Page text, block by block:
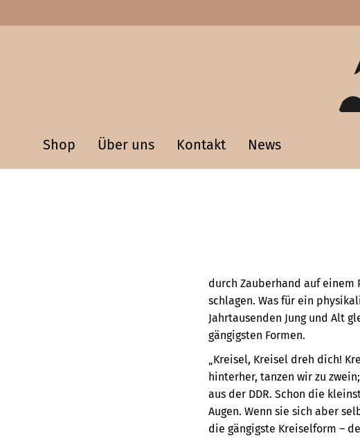
Shop Über uns Kontakt News
durch Zauberhand auf einem
schlagen. Was für ein
Jahrtausenden Jung und Alt
gängigsten Formen.
„Kreisel, Kreisel dreh dich!
hinterher, tanzen wir zu
aus der DDR. Schon die
Augen. Wenn sie sich aber
die gängigste Kreiselform –